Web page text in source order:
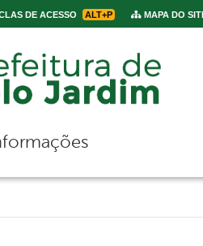
DE ACESSO ALT+P MAPA DO
navegação